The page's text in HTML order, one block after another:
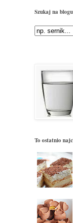
Szukaj na blogu
To ostatnio